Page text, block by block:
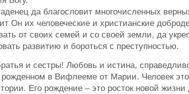
да благословит многочисленных
Он их человеческие и христианские
от своих семей и со своей земли, да
развитию и бороться с преступностью.
и сестры! Любовь и истина,
рожденном в Вифлееме от Марии. Человек
Его рождение – это росток новой